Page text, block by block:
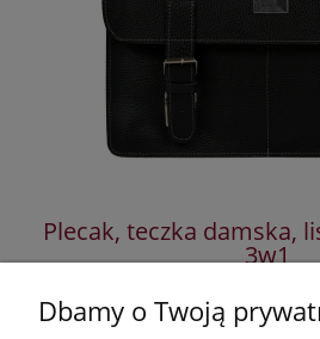
Plecak, teczka damska,
3w1
325,00 zł
Dbamy o Twoją